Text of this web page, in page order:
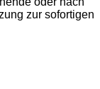
zur sofortigen